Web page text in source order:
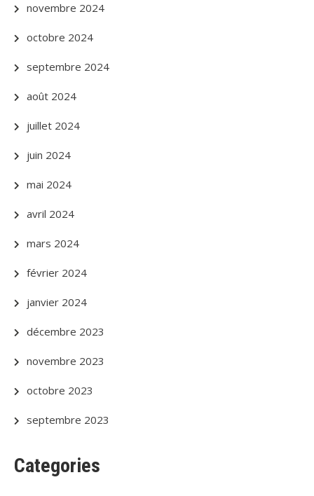
novembre 2024
octobre 2024
septembre 2024
août 2024
juillet 2024
juin 2024
mai 2024
avril 2024
mars 2024
février 2024
janvier 2024
décembre 2023
novembre 2023
octobre 2023
septembre 2023
Categories